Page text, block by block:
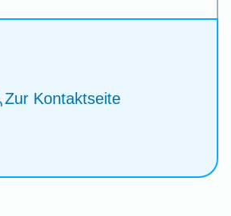
Zur Kontaktseite